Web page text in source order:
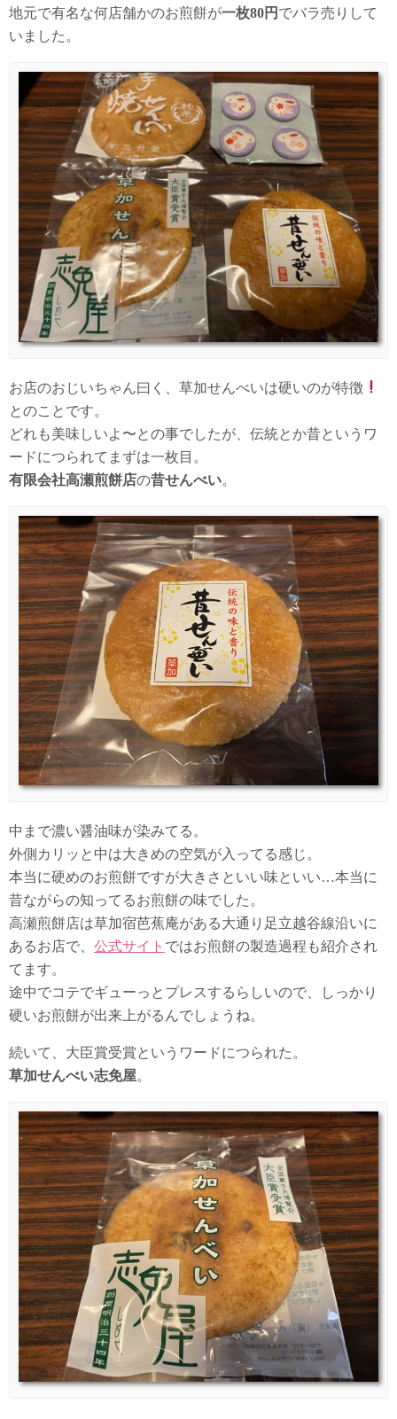
地元で有名な何店舗かのお煎餅が一枚80円 でバラ売りして
いました。
お店のおじいちゃん曰く、草加せんべいは硬いのが特徴
とのことです。
どれも美味しいよ〜との事でしたが、伝統とか昔というワ
ードにつられてまずは一枚目。
有限会社高瀬煎餅店の昔せんべい。
中まで濃い醤油味が染みてる。
外側カリッと中は大きめの空気が入ってる感じ。
本当に硬めのお煎餅ですが大きさといい味といい…本当に
昔ながらの知ってるお煎餅の味でした。
高瀬煎餅店は草加宿芭蕉庵がある大通り足立越谷線沿いに
あるお店で、 公式サイト ではお煎餅の製造過程も紹介され
てます。
途中でコテでギューっとプレスするらしいので、しっかり
硬いお煎餅が出来上がるんでしょうね。
続いて、大臣賞受賞というワードにつられた。
草加せんべい志免屋。